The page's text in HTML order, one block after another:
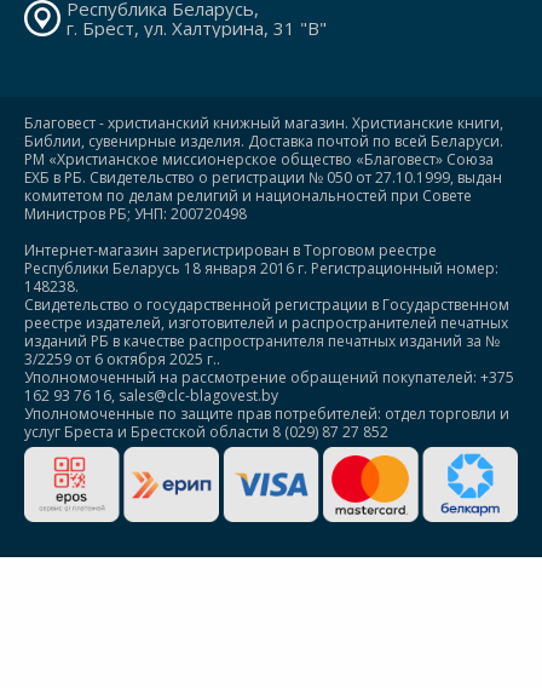
Республика Беларусь,
г. Брест, ул. Халтурина, 31 "В"
Благовест - христианский книжный магазин. Христианские книги,
Библии, сувенирные изделия. Доставка почтой по всей Беларуси.
РМ «Христианское миссионерское общество «Благовест» Союза
ЕХБ в РБ. Свидетельство о регистрации № 050 от 27.10.1999, выдан
комитетом по делам религий и национальностей при Совете
Министров РБ; УНП: 200720498
Интернет-магазин зарегистрирован в Торговом реестре
Республики Беларусь 18 января 2016 г. Регистрационный номер:
148238.
Свидетельство о государственной регистрации в Государственном
реестре издателей, изготовителей и распространителей печатных
изданий РБ в качестве распространителя печатных изданий за №
3/2259 от 6 октября 2025 г..
Уполномоченный на рассмотрение обращений покупателей: +375
162 93 76 16, sales@clc-blagovest.by
Уполномоченные по защите прав потребителей: отдел торговли и
услуг Бреста и Брестской области 8 (029) 87 27 852